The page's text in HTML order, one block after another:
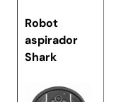
Robot
aspirador
Shark